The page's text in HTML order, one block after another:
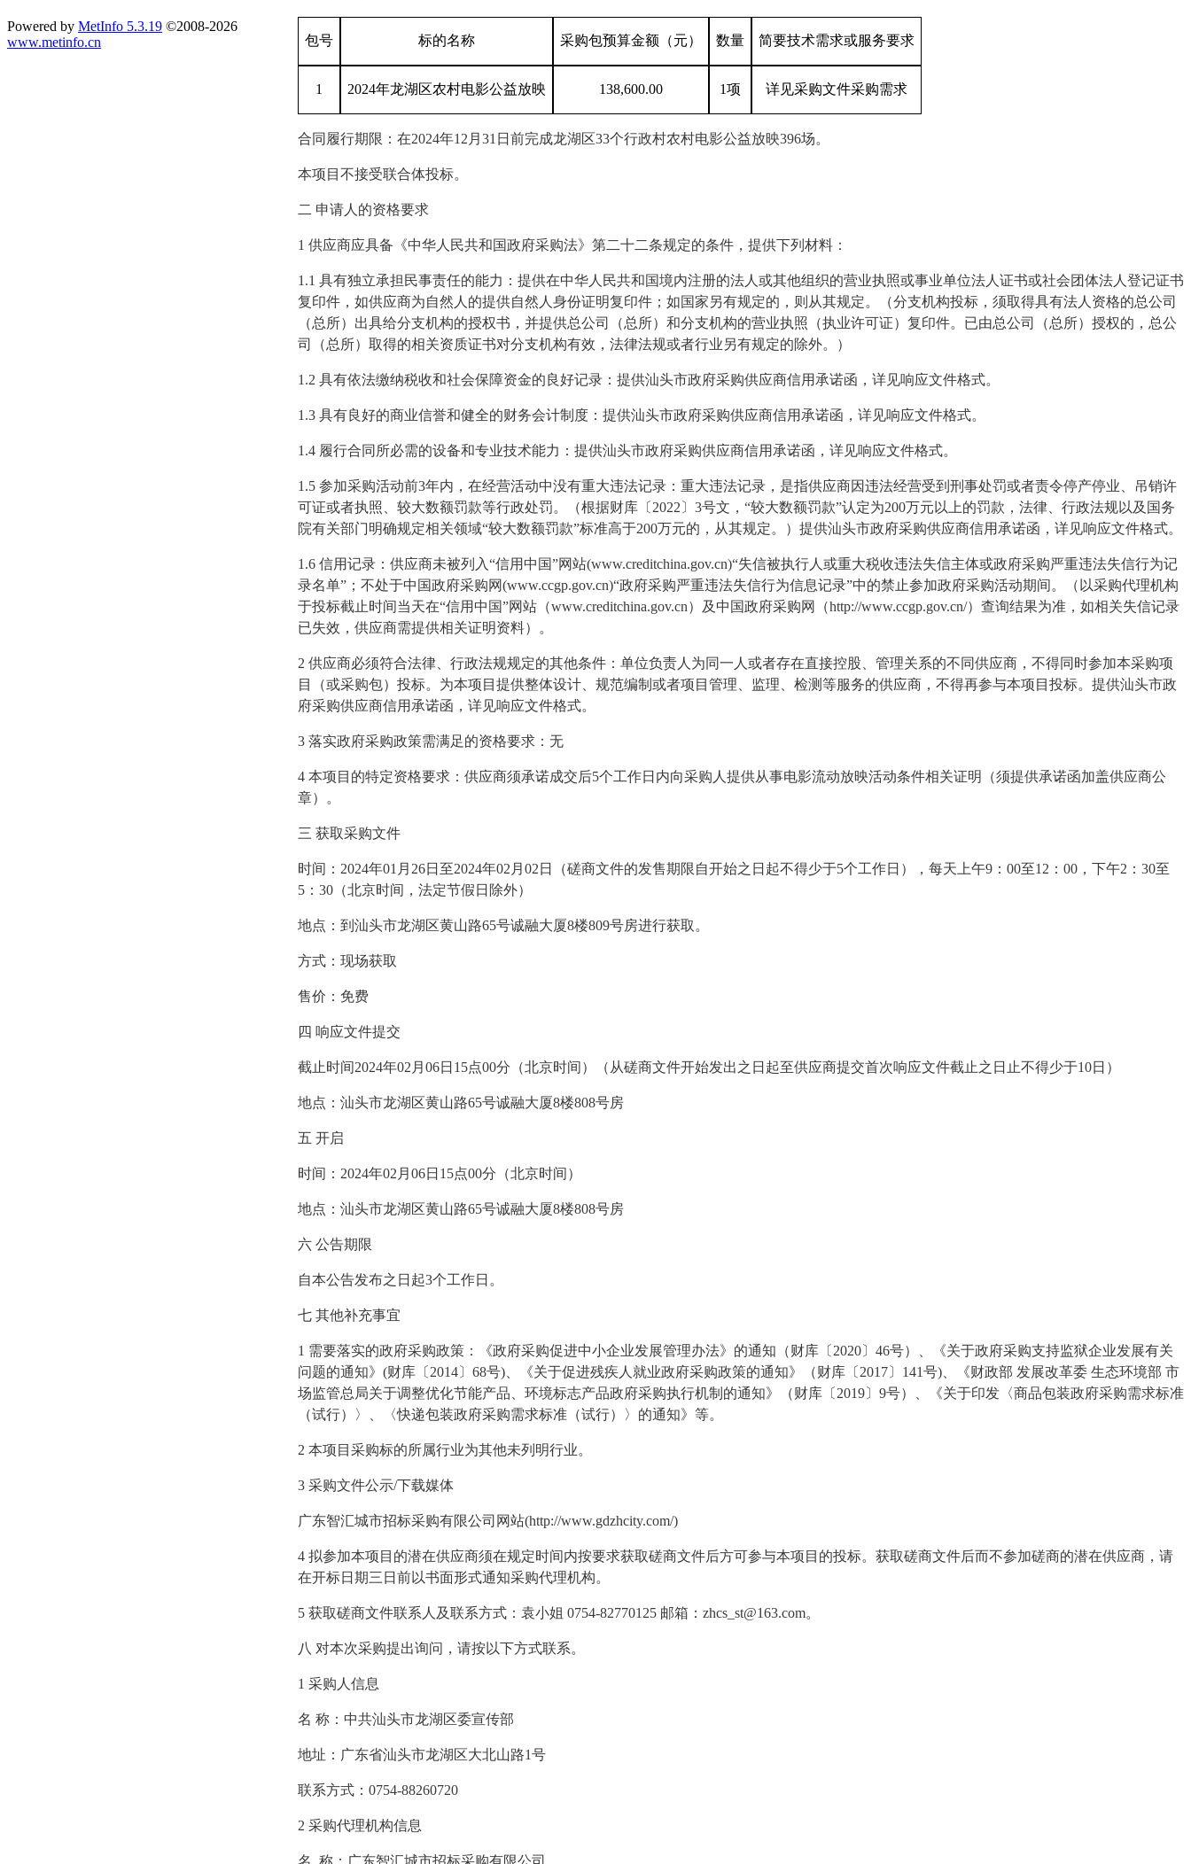
包号 标的名称 采购包预算金额（元） 数量 简要技术需求或服务要求
1 2024年龙湖区农村电影公益放映 138,600.00 1项 详见采购文件采购需求
合同履行期限：在2024年12月31日前完成龙湖区33个行政村农村电影公益放映396场。
本项目不接受联合体投标。
二 申请人的资格要求
1 供应商应具备《中华人民共和国政府采购法》第二十二条规定的条件，提供下列材料：
1.1 具有独立承担民事责任的能力：提供在中华人民共和国境内注册的法人或其他组织的营业执照或事业单位法人证书或社会团体法人登记证书
复印件，如供应商为自然人的提供自然人身份证明复印件；如国家另有规定的，则从其规定。（分支机构投标，须取得具有法人资格的总公司
（总所）出具给分支机构的授权书，并提供总公司（总所）和分支机构的营业执照（执业许可证）复印件。已由总公司（总所）授权的，总公
司（总所）取得的相关资质证书对分支机构有效，法律法规或者行业另有规定的除外。）
1.2 具有依法缴纳税收和社会保障资金的良好记录：提供汕头市政府采购供应商信用承诺函，详见响应文件格式。
1.3 具有良好的商业信誉和健全的财务会计制度：提供汕头市政府采购供应商信用承诺函，详见响应文件格式。
1.4 履行合同所必需的设备和专业技术能力：提供汕头市政府采购供应商信用承诺函，详见响应文件格式。
1.5 参加采购活动前3年内，在经营活动中没有重大违法记录：重大违法记录，是指供应商因违法经营受到刑事处罚或者责令停产停业、吊销许
可证或者执照、较大数额罚款等行政处罚。（根据财库〔2022〕3号文，“较大数额罚款”认定为200万元以上的罚款，法律、行政法规以及国务
院有关部门明确规定相关领域“较大数额罚款”标准高于200万元的，从其规定。）提供汕头市政府采购供应商信用承诺函，详见响应文件格式。
1.6 信用记录：供应商未被列入“信用中国”网站(www.creditchina.gov.cn)“失信被执行人或重大税收违法失信主体或政府采购严重违法失信行为记
录名单”；不处于中国政府采购网(www.ccgp.gov.cn)“政府采购严重违法失信行为信息记录”中的禁止参加政府采购活动期间。（以采购代理机构
于投标截止时间当天在“信用中国”网站（www.creditchina.gov.cn）及中国政府采购网（http://www.ccgp.gov.cn/）查询结果为准，如相关失信记录
已失效，供应商需提供相关证明资料）。
2 供应商必须符合法律、行政法规规定的其他条件：单位负责人为同一人或者存在直接控股、管理关系的不同供应商，不得同时参加本采购项
目（或采购包）投标。为本项目提供整体设计、规范编制或者项目管理、监理、检测等服务的供应商，不得再参与本项目投标。提供汕头市政
府采购供应商信用承诺函，详见响应文件格式。
3 落实政府采购政策需满足的资格要求：无
4 本项目的特定资格要求：供应商须承诺成交后5个工作日内向采购人提供从事电影流动放映活动条件相关证明（须提供承诺函加盖供应商公
章）。
三 获取采购文件
时间： 2024年01月26日至2024年02月02日（磋商文件的发售期限自开始之日起不得少于5个工作日），每天上午9：00至12：00，下午2：30至
5：30（北京时间，法定节假日除外）
地点：到汕头市龙湖区黄山路65号诚融大厦8楼809号房进行获取。
方式：现场获取
售价：免费
四 响应文件提交
截止时间2024年02月06日15点00分（北京时间）（从磋商文件开始发出之日起至供应商提交首次响应文件截止之日止不得少于10日）
地点：汕头市龙湖区黄山路65号诚融大厦8楼808号房
五 开启
时间： 2024年02月06日15点00分（北京时间）
地点：汕头市龙湖区黄山路65号诚融大厦8楼808号房
六 公告期限
自本公告发布之日起3个工作日。
七 其他补充事宜
1 需要落实的政府采购政策：《政府采购促进中小企业发展管理办法》的通知（财库〔 2020〕46号）、《关于政府采购支持监狱企业发展有关
问题的通知》(财库〔2014〕68号)、《关于促进残疾人就业政府采购政策的通知》（财库〔2017〕141号)、《财政部 发展改革委 生态环境部 市
场监管总局关于调整优化节能产品、环境标志产品政府采购执行机制的通知》（财库〔2019〕9号）、《关于印发〈商品包装政府采购需求标准
（试行）〉、〈快递包装政府采购需求标准（试行）〉的通知》等。
2 本项目采购标的所属行业为其他未列明行业。
3 采购文件公示/下载媒体
广东智汇城市招标采购有限公司网站(http://www.gdzhcity.com/)
4 拟参加本项目的潜在供应商须在规定时间内按要求获取磋商文件后方可参与本项目的投标。获取磋商文件后而不参加磋商的潜在供应商，请
在开标日期三日前以书面形式通知采购代理机构。
5 获取磋商文件联系人及联系方式：袁小姐 0754-82770125 邮箱：zhcs_st@163.com。
八 对本次采购提出询问，请按以下方式联系。
1 采购人信息
名 称：中共汕头市龙湖区委宣传部
地址：广东省汕头市龙湖区大北山路1号
联系方式： 0754-88260720
2 采购代理机构信息
名 称：广东智汇城市招标采购有限公司
Powered by MetInfo 5.3.19 ©2008-2026
www.metinfo.cn